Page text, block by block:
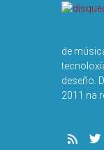
de
deseño.
2011 na